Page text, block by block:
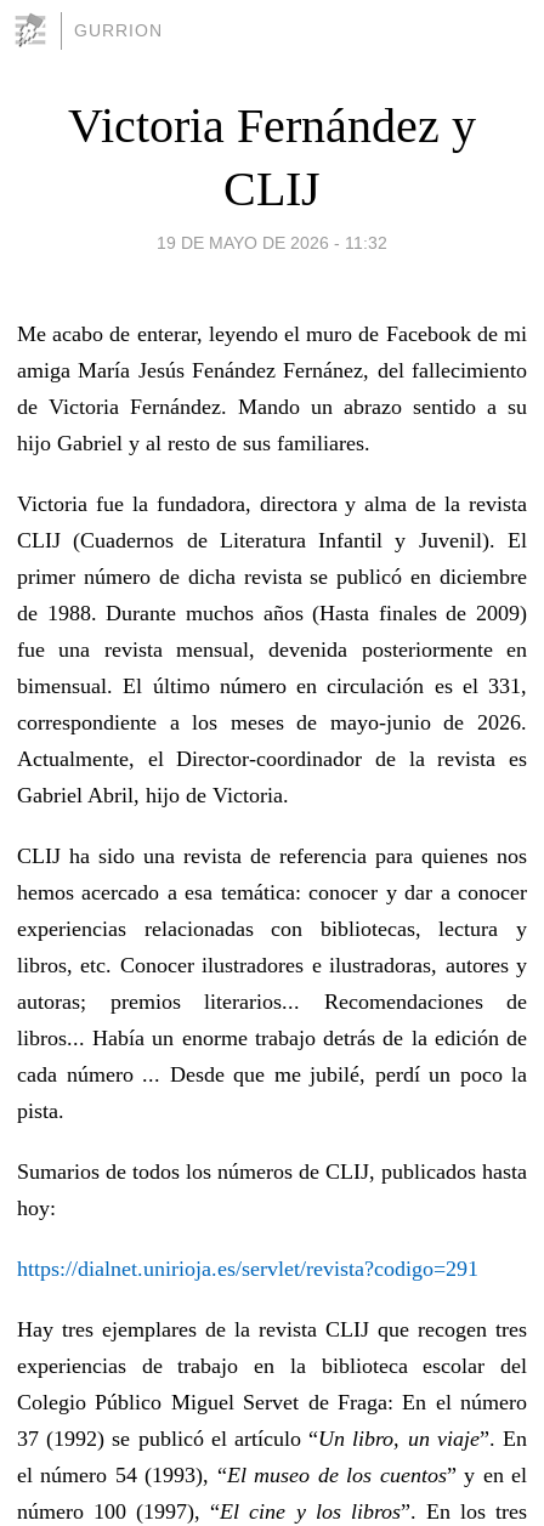
GURRION
Victoria Fernández y
CLIJ
19 DE MAYO DE 2026 - 11:32
Me acabo de enterar, leyendo el muro de Facebook de mi
amiga María Jesús Fenández Fernánez, del fallecimiento
de Victoria Fernández. Mando un abrazo sentido a su
hijo Gabriel y al resto de sus familiares.
Victoria fue la fundadora, directora y alma de la revista
CLIJ (Cuadernos de Literatura Infantil y Juvenil). El
primer número de dicha revista se publicó en diciembre
de 1988. Durante muchos años (Hasta finales de 2009)
fue una revista mensual, devenida posteriormente en
bimensual. El último número en circulación es el 331,
correspondiente a los meses de mayo-junio de 2026.
Actualmente, el Director-coordinador de la revista es
Gabriel Abril, hijo de Victoria.
CLIJ ha sido una revista de referencia para quienes nos
hemos acercado a esa temática: conocer y dar a conocer
experiencias relacionadas con bibliotecas, lectura y
libros, etc. Conocer ilustradores e ilustradoras, autores y
autoras; premios literarios... Recomendaciones de
libros... Había un enorme trabajo detrás de la edición de
cada número ... Desde que me jubilé, perdí un poco la
pista.
Sumarios de todos los números de CLIJ, publicados hasta
hoy:
https://dialnet.unirioja.es/servlet/revista?codigo=291
Hay tres ejemplares de la revista CLIJ que recogen tres
experiencias de trabajo en la biblioteca escolar del
Colegio Público Miguel Servet de Fraga: En el número
37 (1992) se publicó el artículo “Un libro, un viaje”. En
el número 54 (1993), “El museo de los cuentos” y en el
número 100 (1997), “El cine y los libros”. En los tres